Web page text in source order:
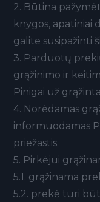
2. Būtina
knygos, apatiniai
galite susipažinti
3. Parduotų
grąžinimo ir
Pinigai už
4. Norėdamas
informuodamas
priežastis.
5. Pirkėjui
5.1. grąžinama
5.2. prekė turi